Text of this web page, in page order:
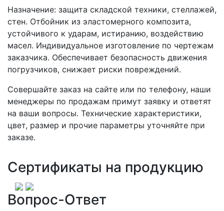
Назначение: защита складской техники, стеллажей,
стен. Отбойник из эластомерного композита,
устойчивого к ударам, истиранию, воздействию
масел. Индивидуальное изготовление по чертежам
заказчика. Обеспечивает безопасность движения
погрузчиков, снижает риски повреждений.
Совершайте заказ на сайте или по телефону, наши
менеджеры по продажам примут заявку и ответят
на ваши вопросы. Технические характеристики,
цвет, размер и прочие параметры уточняйте при
заказе.
Сертификаты на продукцию
Вопрос-Ответ